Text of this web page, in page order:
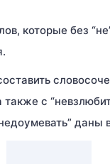
которые без
также с
даны